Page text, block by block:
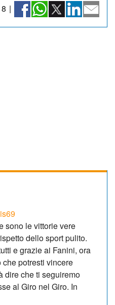
8 |
sono le vittorie vere
dello sport pulito.
e grazie ai Fanini, ora
potresti vincere
dire che ti seguiremo
al Giro nel Giro. In